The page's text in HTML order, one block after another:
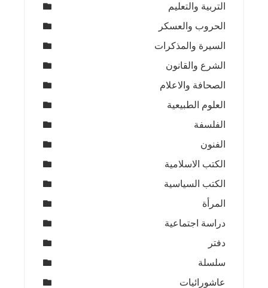
التربية والتعليم
الحروب والعسكر
السيرة والمذكرات
الشرع والقانون
الصحافة والاعلام
العلوم الطبيعية
الفلسفة
الفنون
الكتب الاسلامية
الكتب السياسية
المرأة
دراسة اجتماعية
دفتر
سلسلة
عاشورائيات